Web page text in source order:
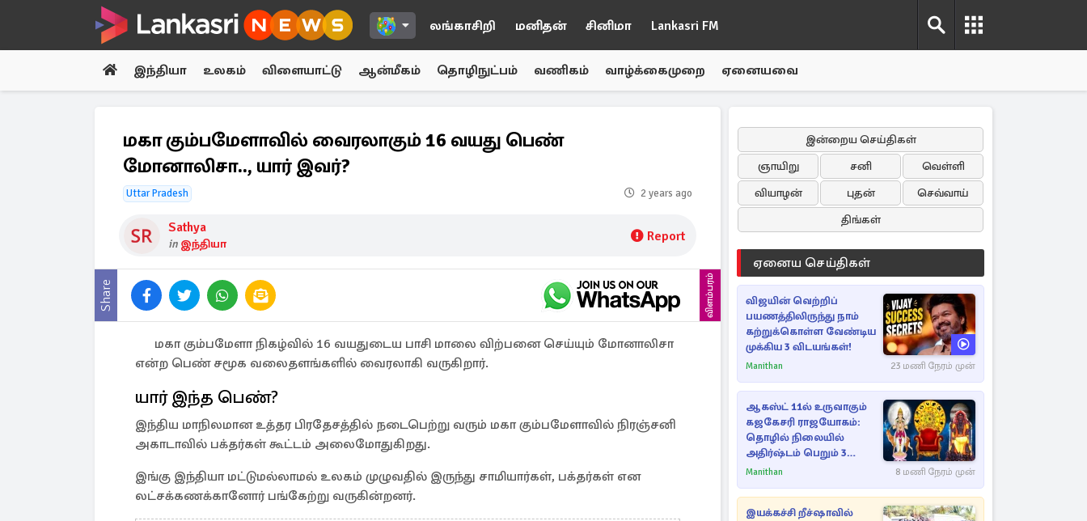
லங்காசிறி மனிதன் சினிமா Lankasri FM
இந்தியா உலகம் விளையாட்டு ஆன்மீகம் தொழிநுட்பம் வணிகம் வாழ்க்கைமுறை ஏனையவை
மகா கும்பமேளாவில் வைரலாகும் 16 வயது பெண்
மோனாலிசா.., யார் இவர்?
Uttar Pradesh 2 years ago
Sathya
in இந்தியா Report
Share விளம்பரம்
மகா கும்பமேளா நிகழ்வில் 16 வயதுடைய பாசி மாலை விற்பனை செய்யும் மோனாலிசா
என்ற பெண் சமூக வலைதளங்களில் வைரலாகி வருகிறார்.
யார் இந்த பெண்?
இந்திய மாநிலமான உத்தர பிரதேசத்தில் நடைபெற்று வரும் மகா கும்பமேளாவில் நிரஞ்சனி
அகாடாவில் பக்தர்கள் கூட்டம் அலைமோதுகிறது.
இங்கு இந்தியா மட்டுமல்லாமல் உலகம் முழுவதில் இருந்து சாமியார்கள், பக்தர்கள் என
லட்சக்கணக்கானோர் பங்கேற்று வருகின்றனர்.
இன்றைய செய்திகள்
ஞாயிறு
சனி
வெள்ளி
வியாழன்
புதன்
செவ்வாய்
திங்கள்
ஏனைய செய்திகள்
விஜயின் வெற்றிப்
பயணத்திலிருந்து நாம்
கற்றுக்கொள்ள வேண்டிய
முக்கிய 3 விடயங்கள்!
Manithan 23 மணி நேரம் முன்
ஆகஸ்ட் 11ல் உருவாகும்
கஜகேசரி ராஜயோகம்:
தொழில் நிலையில்
அதிர்ஷ்டம் பெறும் 3
ராசிகள்!
Manithan 8 மணி நேரம் முன்
இயக்கச்சி றீச்ஷாவில்